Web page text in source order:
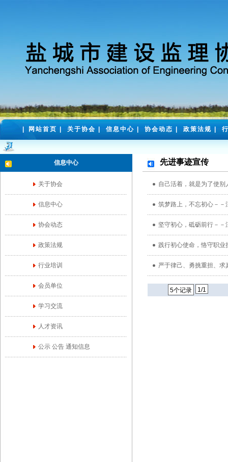
网站首页 关于协会 信息中心 协会动态 政策法规
信息中心
关于协会
信息中心
协会动态
政策法规
行业培训
会员单位
学习交流
人才资讯
公示 公告 通知信息
先进事迹宣传
自己活着，就是为了使
筑梦路上，不忘初心－
坚守初心，砥砺前行－
践行初心使命，恪守职
严于律己、勇挑重担、
5个记录 1/1